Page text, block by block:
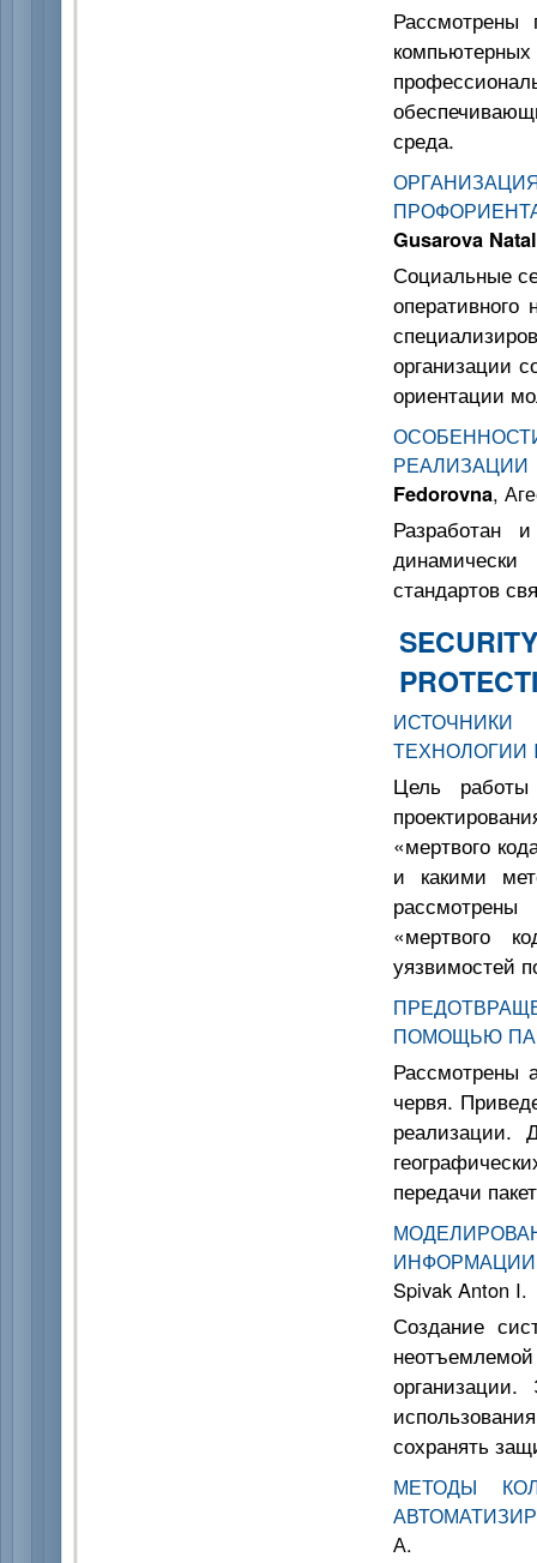
Рассмотрены
среда.
Gusarova
Социальные
организации
ориентации
Fedorovna,
Разработан
стандартов
ТЕХНОЛОГИИ
Цель
«мертвого
и какими
«мертвого
уязвимостей
ПОМОЩЬЮ
Рассмотрены
червя.
реализации.
передачи
Spivak Anton I.
Создание
сохранять
МЕТОДЫ
А.